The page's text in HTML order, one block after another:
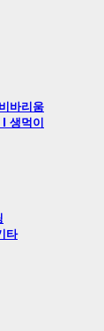
바리움
생먹이
타